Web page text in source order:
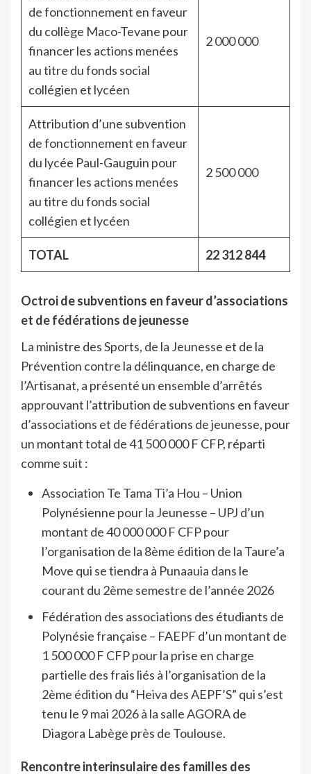
de fonctionnement en faveur
du collège Maco-Tevane pour
financer les actions menées
au titre du fonds social
collégien et lycéen
2 000 000
Attribution d’une subvention
de fonctionnement en faveur
du lycée Paul-Gauguin pour
financer les actions menées
au titre du fonds social
collégien et lycéen
2 500 000
TOTAL 22 312 844
Octroi de subventions en faveur d’associations
et de fédérations de jeunesse
La ministre des Sports, de la Jeunesse et de la
Prévention contre la délinquance, en charge de
l’Artisanat, a présenté un ensemble d’arrêtés
approuvant l’attribution de subventions en faveur
d’associations et de fédérations de jeunesse, pour
un montant total de 41 500 000 F CFP, réparti
comme suit :
Association Te Tama Ti’a Hou – Union
Polynésienne pour la Jeunesse – UPJ d’un
montant de 40 000 000 F CFP pour
l’organisation de la 8ème édition de la Taure’a
Move qui se tiendra à Punaauia dans le
courant du 2ème semestre de l’année 2026
Fédération des associations des étudiants de
Polynésie française – FAEPF d’un montant de
1 500 000 F CFP pour la prise en charge
partielle des frais liés à l’organisation de la
2ème édition du “Heiva des AEPF’S” qui s’est
tenu le 9 mai 2026 à la salle AGORA de
Diagora Labège près de Toulouse.
Rencontre interinsulaire des familles des